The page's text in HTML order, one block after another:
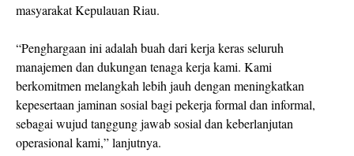
masyarakat Kepulauan Riau.
“Penghargaan ini adalah buah dari kerja keras seluruh
manajemen dan dukungan tenaga kerja kami. Kami
berkomitmen melangkah lebih jauh dengan meningkatkan
kepesertaan jaminan sosial bagi pekerja formal dan informal,
sebagai wujud tanggung jawab sosial dan keberlanjutan
operasional kami,” lanjutnya.